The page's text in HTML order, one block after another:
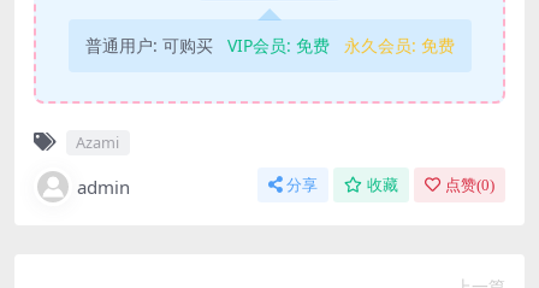
普通用户: 可购买 VIP会员: 免费 永久会员: 免费
Azami
admin 分享 收藏 点赞(0)